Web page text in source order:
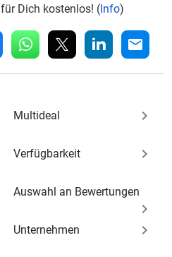
für Dich kostenlos! (Info)
whatsapp linkedin mail
Multideal keyboard_arrow_right
Verfügbarkeit keyboard_arrow_right
Auswahl an Bewertungen
keyboard_arrow_right
Unternehmen keyboard_arrow_right